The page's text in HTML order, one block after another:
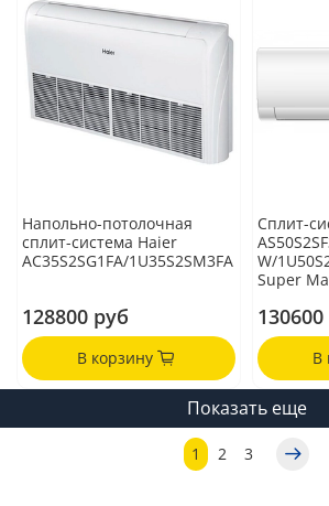
Напольно-потолочная
сплит-система Haier
AC35S2SG1FA/1U35S2SM3FA
128800 руб
В корзину
Сплит-
W/
Super
В
Показать еще
1 2 3